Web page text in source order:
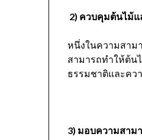
2) ควบคุมต้นไม้
หนึ่งในความสาม
สามารถทำให้ต้น
ธรรมชาติและคว
3) มอบความสาม